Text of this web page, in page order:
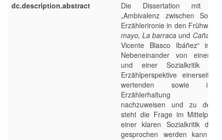
dc.description.abstract
Die Dissertation mit
„Ambivalenz zwischen
Erzählerironie in den
mayo, La barraca und Cañas y
Vicente Blasco Ibáñez“
Nebeneinander von einer
und einer Sozialkritik
Erzählperspektive einerseits
wertenden sowie
Erzählerhaltung
nachzuweisen und zu
steht die Frage im
einer klaren Sozialkritik des
gesprochen werden kann